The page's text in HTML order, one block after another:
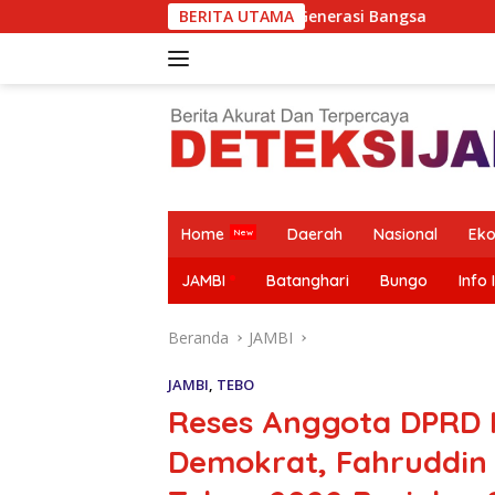
ke
BERITA UTAMA
Masa Depan Generasi Bangsa Camat Tebo Ilir Tinjau
Home Daerah Nasional
JAMBI Batanghari Bungo Info
Beranda JAMBI
JAMBI, TEBO
Reses Anggota
Demokrat,
Camat Tebo
Presisi
Entry